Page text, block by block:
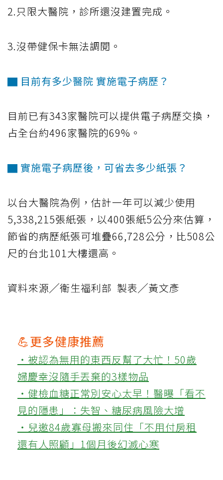
2.只限大醫院，診所還沒建置完成。
3.沒帶健保卡無法調閱。
▇ 目前有多少醫院 實施電子病歷？
目前已有343家醫院可以提供電子病歷交換，
占全台約496家醫院的69%。
▇ 實施電子病歷後，可省去多少紙張？
以台大醫院為例，估計一年可以減少使用
5,338,215張紙張，以400張紙5公分來估算，
節省的病歷紙張可堆疊66,728公分，比508公
尺的台北101大樓還高。
資料來源╱衛生福利部 製表╱黃文彥
💪更多健康推薦
‧被認為無用的東西反幫了大忙！50歲
婦慶幸沒隨手丟棄的3樣物品
‧健檢血糖正常別安心太早！醫曝「看不
見的隱患」：失智、糖尿病風險大增
‧兒邀84歲寡母搬來同住「不用付房租
還有人照顧」1個月後幻滅心寒